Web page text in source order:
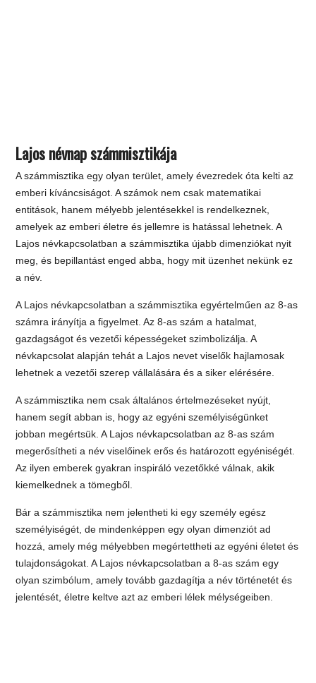
Lajos névnap számmisztikája
A számmisztika egy olyan terület, amely évezredek óta kelti az
emberi kíváncsiságot. A számok nem csak matematikai
entitások, hanem mélyebb jelentésekkel is rendelkeznek,
amelyek az emberi életre és jellemre is hatással lehetnek. A
Lajos névkapcsolatban a számmisztika újabb dimenziókat nyit
meg, és bepillantást enged abba, hogy mit üzenhet nekünk ez
a név.
A Lajos névkapcsolatban a számmisztika egyértelműen az 8-as
számra irányítja a figyelmet. Az 8-as szám a hatalmat,
gazdagságot és vezetői képességeket szimbolizálja. A
névkapcsolat alapján tehát a Lajos nevet viselők hajlamosak
lehetnek a vezetői szerep vállalására és a siker elérésére.
A számmisztika nem csak általános értelmezéseket nyújt,
hanem segít abban is, hogy az egyéni személyiségünket
jobban megértsük. A Lajos névkapcsolatban az 8-as szám
megerősítheti a név viselőinek erős és határozott egyéniségét.
Az ilyen emberek gyakran inspiráló vezetőkké válnak, akik
kiemelkednek a tömegből.
Bár a számmisztika nem jelentheti ki egy személy egész
személyiségét, de mindenképpen egy olyan dimenziót ad
hozzá, amely még mélyebben megértettheti az egyéni életet és
tulajdonságokat. A Lajos névkapcsolatban a 8-as szám egy
olyan szimbólum, amely tovább gazdagítja a név történetét és
jelentését, életre keltve azt az emberi lélek mélységeiben.